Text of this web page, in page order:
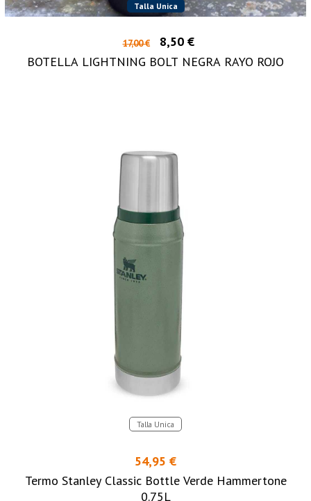
Talla Unica
17,00 €
8,50 €
BOTELLA LIGHTNING BOLT NEGRA RAYO ROJO
Talla Unica
54,95 €
Termo Stanley Classic Bottle Verde Hammertone
0.75L